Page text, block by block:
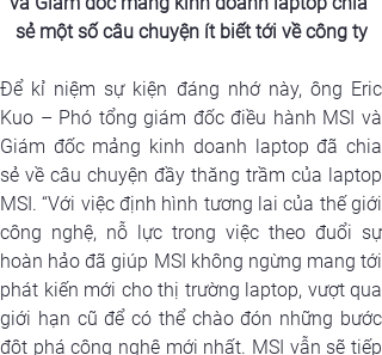
sẻ một số câu chuyện ít biết tới về công ty
Để kỉ niệm sự kiện đáng nhớ này, ông Eric
Kuo – Phó tổng giám đốc điều hành MSI và
Giám đốc mảng kinh doanh laptop đã chia
sẻ về câu chuyện đầy thăng trầm của laptop
MSI. “Với việc định hình tương lai của thế giới
công nghệ, nỗ lực trong việc theo đuổi sự
hoàn hảo đã giúp MSI không ngừng mang tới
phát kiến mới cho thị trường laptop, vượt qua
giới hạn cũ để có thể chào đón những bước
đột phá công nghệ mới nhất. MSI vẫn sẽ tiếp